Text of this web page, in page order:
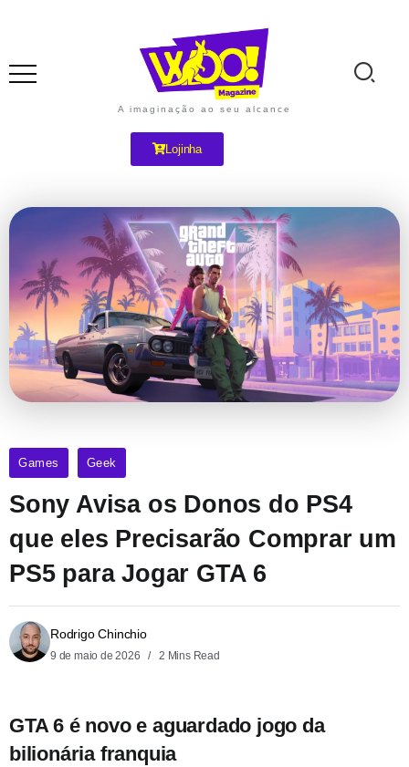
A imaginação ao seu alcance
Lojinha
Games Geek
Sony Avisa os Donos do PS4
que eles Precisarão Comprar um
PS5 para Jogar GTA 6
Rodrigo Chinchio
9 de maio de 2026 2 Mins Read
GTA 6 é novo e aguardado jogo da
bilionária franquia